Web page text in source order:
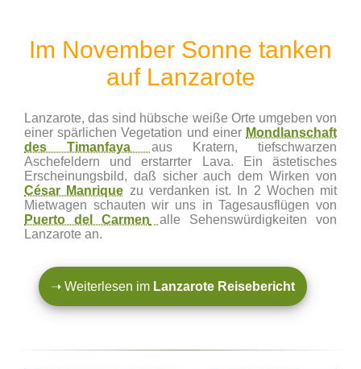
Im November Sonne tanken
auf Lanzarote
Lanzarote, das sind hübsche weiße Orte umgeben von
einer spärlichen Vegetation und einer Mondlanschaft
des Timanfaya aus Kratern, tiefschwarzen
Aschefeldern und erstarrter Lava. Ein ästetisches
Erscheinungsbild, daß sicher auch dem Wirken von
César Manrique zu verdanken ist. In 2 Wochen mit
Mietwagen schauten wir uns in Tagesausflügen von
Puerto del Carmen
alle Sehenswürdigkeiten von
Lanzarote an.
➝ Weiterlesen im Lanzarote Reisebericht